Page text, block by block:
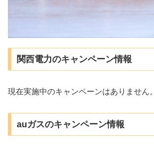
関西電力のキャンペーン情報
現在実施中のキャンペーンはありません。
auガスのキャンペーン情報